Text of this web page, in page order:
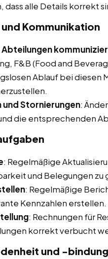
dass alle Details korrekt
Kommunikation
F&B (Food and
Ablauf bei diesen
und Stornierungen:
die entsprechenden
: Regelmäßige
und Belegungen zu
: Regelmäßige
Kennzahlen erstellen.
: Rechnungen für
korrekt verbucht
und -bindung